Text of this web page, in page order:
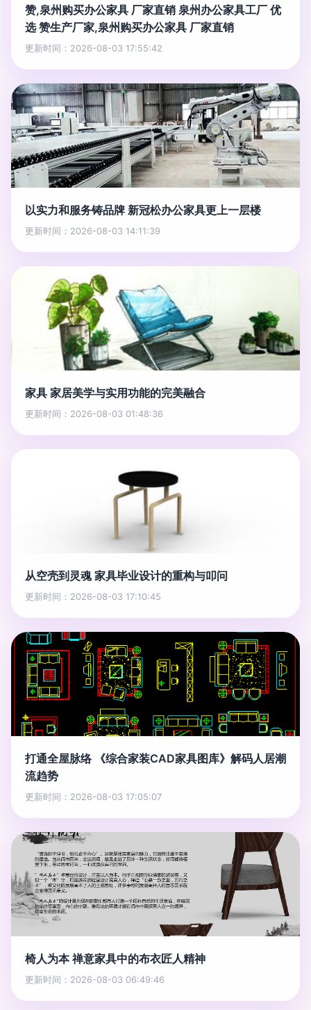
赞,泉州购买办公家具 厂家直销 泉州办公家具工厂 优
选 赞生产厂家,泉州购买办公家具 厂家直销
更新时间：2026-08-03 17:55:42
以实力和服务铸品牌 新冠松办公家具更上一层楼
更新时间：2026-08-03 14:11:39
家具 家居美学与实用功能的完美融合
更新时间：2026-08-03 01:48:36
从空壳到灵魂 家具毕业设计的重构与叩问
更新时间：2026-08-03 17:10:45
打通全屋脉络 《综合家装CAD家具图库》解码人居潮
流趋势
更新时间：2026-08-03 17:05:07
椅人为本 禅意家具中的布衣匠人精神
更新时间：2026-08-03 06:49:46